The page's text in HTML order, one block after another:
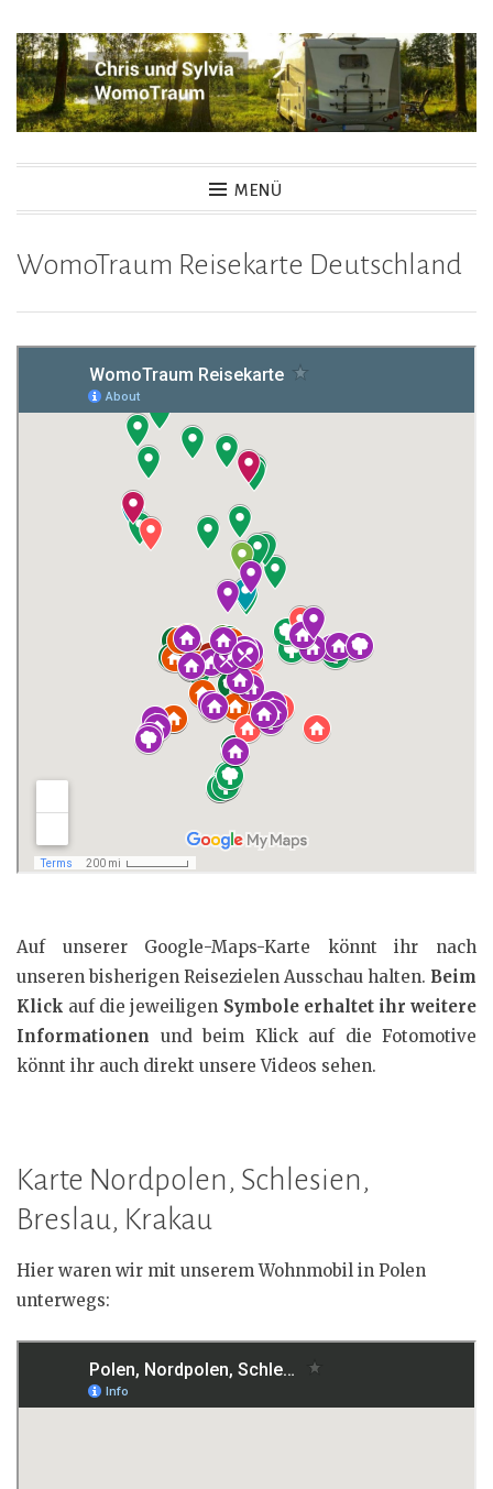
Zum
Inhalt
springen
Womotraum – Chris und
MENÜ
WomoTraum Reisekarte Deutschland
Auf unserer Google-Maps-Karte könnt ihr nach
unseren bisherigen Reisezielen Ausschau halten. Beim
Klick auf die jeweiligen Symbole erhaltet ihr weitere
Informationen und beim Klick auf die Fotomotive
könnt ihr auch direkt unsere Videos sehen.
Karte Nordpolen, Schlesien,
Breslau, Krakau
Hier waren wir mit unserem Wohnmobil in Polen
unterwegs: